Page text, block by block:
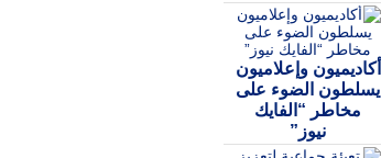
أكاديميون وإعلاميون
يسلطون الضوء على
مخاطر “الفايك
نيوز”